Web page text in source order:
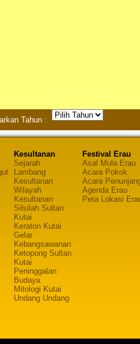
Tahun :
Kesultanan
Sejarah
Lambang
Kesultanan
Wilayah
Kesultanan
Silsilah Sultan
Kutai
Keraton Kutai
Gelar
Kebangsawanan
Ketopong Sultan
Kutai
Peninggalan
Budaya
Mitologi Kutai
Undang Undang
Festival Erau
Asal Mula Erau
Acara Pokok
Acara
Agenda Erau
Peta Lokasi